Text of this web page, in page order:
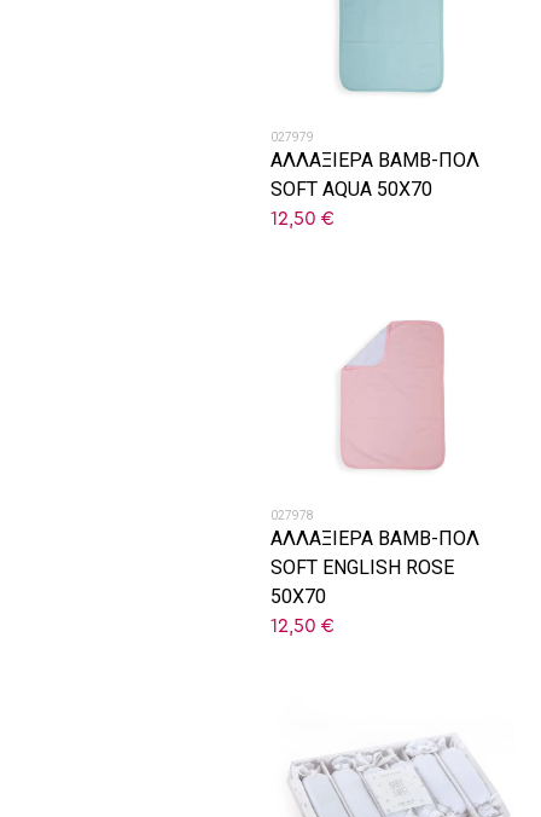
027979
ΑΛΛΑΞΙΕΡΑ ΒΑΜΒ-ΠΟΛ
SOFT AQUA 50Χ70
12,50 €
027978
ΑΛΛΑΞΙΕΡΑ ΒΑΜΒ-ΠΟΛ
SOFT ENGLISH ROSE
50Χ70
12,50 €